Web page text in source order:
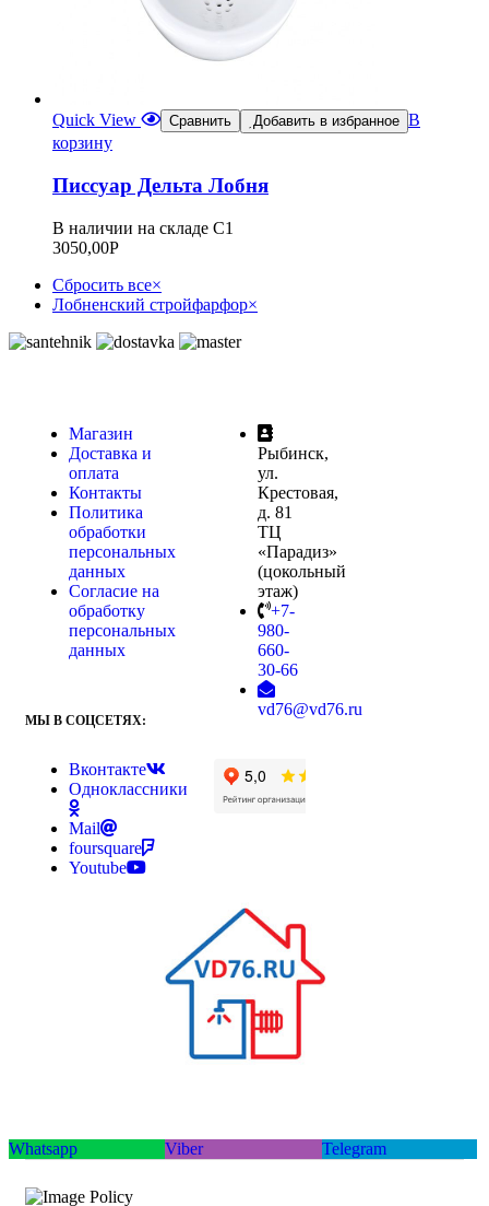
Quick View Сравнить Добавить в избранное В
корзину
Писсуар Дельта Лобня
В наличии на складе С1
3050,00Р
Сбросить все×
Лобненский стройфарфор×
Магазин
Доставка и
оплата
Контакты
Политика
обработки
персональных
данных
Согласие на
обработку
персональных
данных
МЫ В СОЦСЕТЯХ:
Вконтакте
Одноклассники
Mail
foursquare
Youtube
Рыбинск,
ул.
Крестовая,
д. 81
ТЦ
«Парадиз»
(цокольный
этаж)
+7-
980-
660-
30-66
vd76@vd76.ru
Whatsapp Viber Telegram